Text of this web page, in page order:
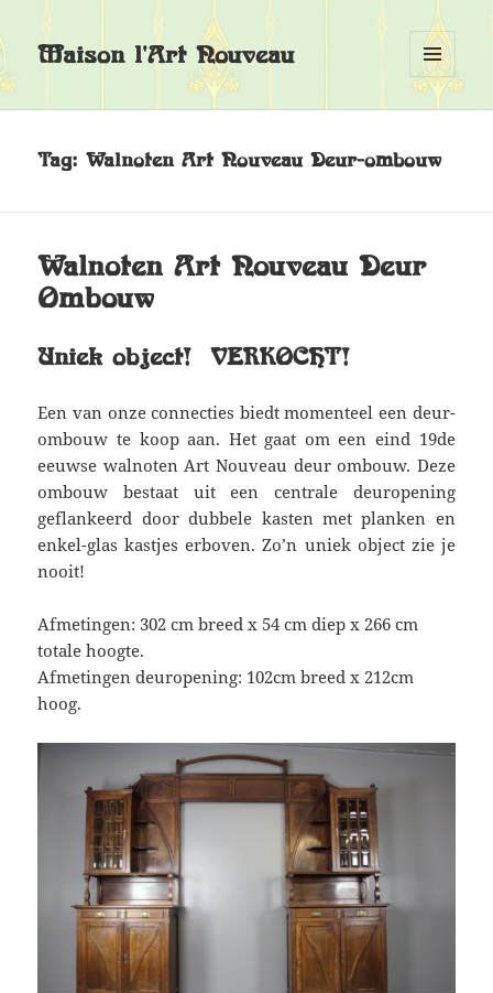
Maison l'Art Nouveau
MENU
EN
Tag:Walnoten Art Nouveau Deur-ombouw
Walnoten Art Nouveau Deur
Ombouw
Uniek object! VERKOCHT!
Een van onze connecties biedt momenteel een deur-
ombouw te koop aan. Het gaat om een eind 19de
eeuwse walnoten Art Nouveau deur ombouw. Deze
ombouw bestaat uit een centrale deuropening
geflankeerd door dubbele kasten met planken en
enkel-glas kastjes erboven. Zo’n uniek object zie je
nooit!
Afmetingen: 302 cm breed x 54 cm diep x 266 cm
totale hoogte.
Afmetingen deuropening: 102cm breed x 212cm
hoog.